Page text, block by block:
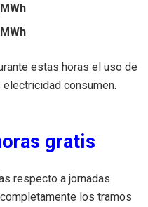
estas horas el uso de
consumen.
gratis
respecto a jornadas
los tramos